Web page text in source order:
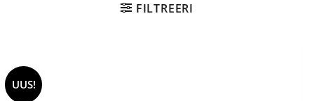
FILTREERI
UUS!